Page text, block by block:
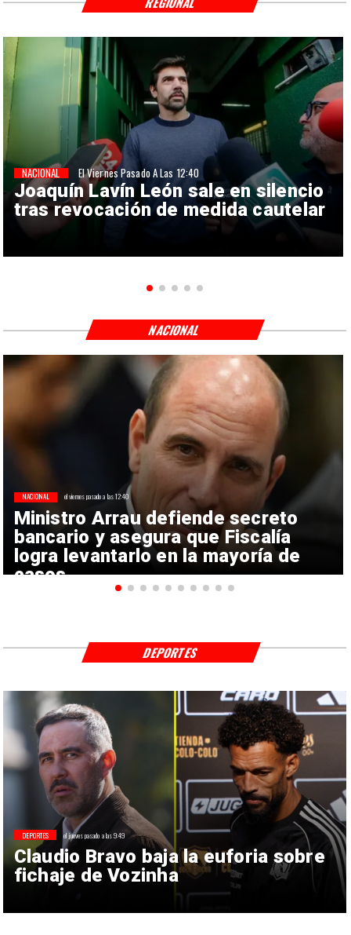
Joaquín Lavín León sale en silencio
tras revocación de medida cautelar
NACIONAL El Viernes Pasado A Las 12:40
Ministro Arrau defiende secreto
bancario y asegura que Fiscalía
logra levantarlo en la mayoría de
casos
NACIONAL el viernes pasado a las 12:40
NACIONAL
Claudio Bravo baja la euforia sobre
fichaje de Vozinha
DEPORTES el jueves pasado a las 9:49
DEPORTES